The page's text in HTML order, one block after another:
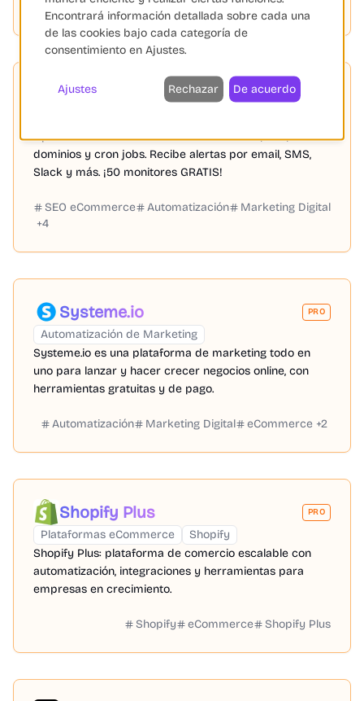
Shopify WooCommerce PayPal
UptimeRobot
UptimeRobot: Monitorización de sitios web, SSL,
dominios y cron jobs. Recibe alertas por email, SMS,
Slack y más. ¡50 monitores GRATIS!
SEO eCommerce Automatización
Marketing Digital
+4
Systeme.io PRO
Automatización de Marketing
Systeme.io es una plataforma de marketing todo en
uno para lanzar y hacer crecer negocios online, con
herramientas gratuitas y de pago.
Automatización Marketing Digital eCommerce +2
Shopify Plus PRO
Plataformas eCommerce
Shopify
Shopify Plus: plataforma de comercio escalable con
automatización, integraciones y herramientas para
empresas en crecimiento.
Shopify eCommerce Shopify Plus
Encontrará información detallada sobre cada una
de las cookies bajo cada categoría de
consentimiento en Ajustes.
Ajustes Rechazar De acuerdo